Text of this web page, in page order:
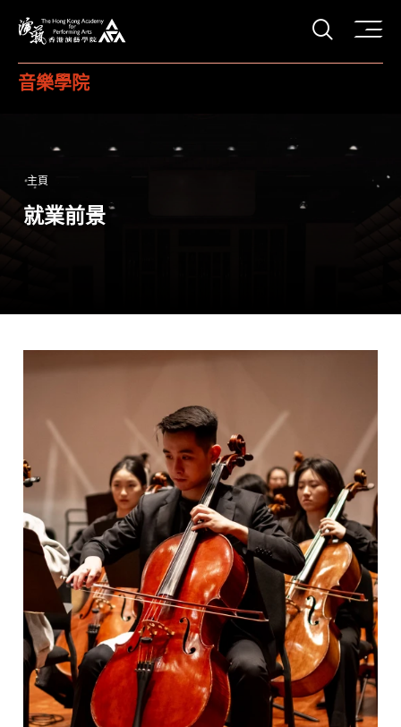
打開
音樂學院
主頁
就業前景